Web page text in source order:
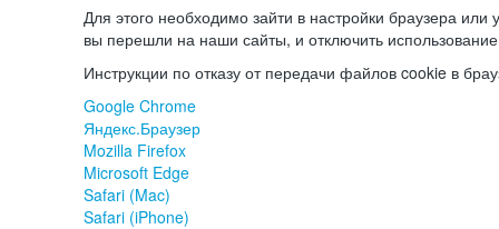
Для этого необходимо зайти в настройки браузера или
вы перешли на наши сайты, и отключить
Инструкции по отказу от передачи файлов cookie в
Google Chrome
Яндекс.Браузер
Mozilla Firefox
Microsoft Edge
Safari (Mac)
Safari (iPhone)